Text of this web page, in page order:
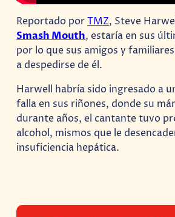
Reportado porTMZ, Steve
Smash Mouth, estaría en sus
por lo que sus amigos y
a despedirse de él.
Harwell habría sido ingresado a
falla en sus riñones, donde su
durante años, el cantante tuvo
alcohol, mismos que le
insuficiencia hepática.